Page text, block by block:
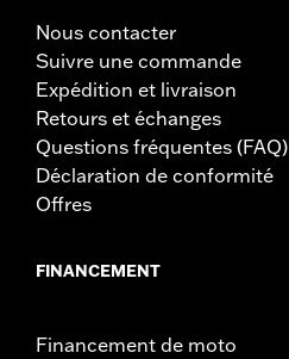
Nous contacter
Suivre une commande
Expédition et livraison
Retours et échanges
Questions fréquentes (FAQ)
Déclaration de conformité
Offres
FINANCEMENT
Financement de moto